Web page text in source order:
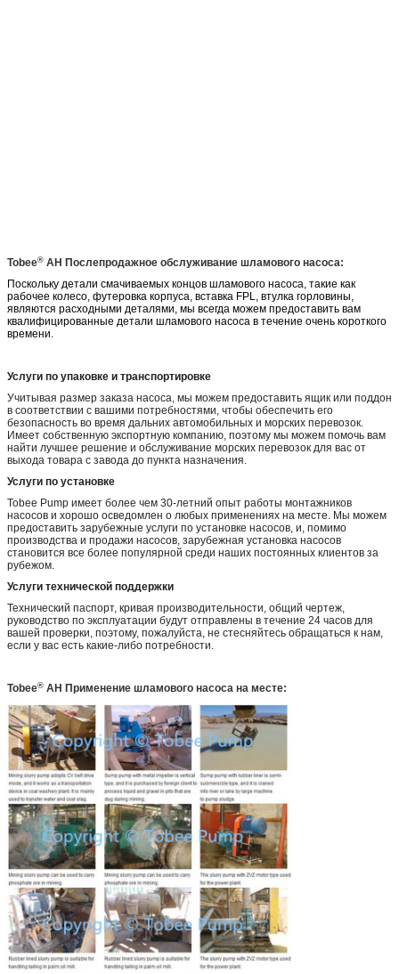
Tobee® AH Послепродажное обслуживание шламового насоса:
Поскольку детали смачиваемых концов шламового насоса, такие как
рабочее колесо, футеровка корпуса, вставка FPL, втулка горловины,
являются расходными деталями, мы всегда можем предоставить вам
квалифицированные детали шламового насоса в течение очень короткого
времени.
Услуги по упаковке и транспортировке
Учитывая размер заказа насоса, мы можем предоставить ящик или поддон
в соответствии с вашими потребностями, чтобы обеспечить его
безопасность во время дальних автомобильных и морских перевозок.
Имеет собственную экспортную компанию, поэтому мы можем помочь вам
найти лучшее решение и обслуживание морских перевозок для вас от
выхода товара с завода до пункта назначения.
Услуги по установке
Tobee Pump имеет более чем 30-летний опыт работы монтажников
насосов и хорошо осведомлен о любых применениях на месте. Мы можем
предоставить зарубежные услуги по установке насосов, и, помимо
производства и продажи насосов, зарубежная установка насосов
становится все более популярной среди наших постоянных клиентов за
рубежом.
Услуги технической поддержки
Технический паспорт, кривая производительности, общий чертеж,
руководство по эксплуатации будут отправлены в течение 24 часов для
вашей проверки, поэтому, пожалуйста, не стесняйтесь обращаться к нам,
если у вас есть какие-либо потребности.
Tobee® AH Применение шламового насоса на месте: